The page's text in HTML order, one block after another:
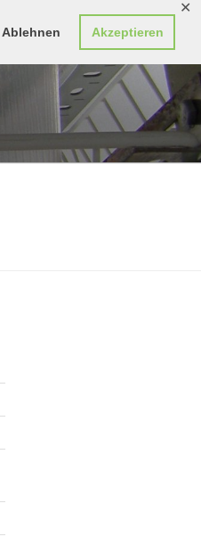
Ablehnen Akzeptieren
✕